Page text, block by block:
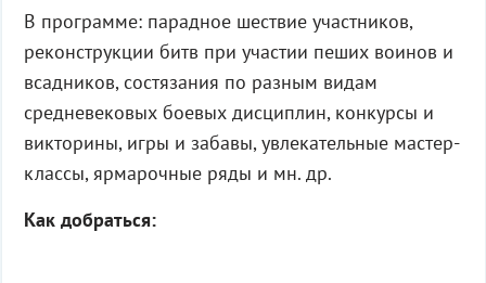
В программе: парадное шествие участников,
реконструкции битв при участии пеших воинов и
всадников, состязания по разным видам
средневековых боевых дисциплин, конкурсы и
викторины, игры и забавы, увлекательные мастер-
классы, ярмарочные ряды и мн. др.
Как добраться: